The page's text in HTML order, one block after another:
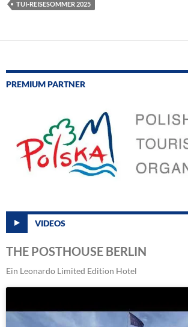
TUI-REISESOMMER 2025
PREMIUM PARTNER
VIDEOS
THE POSTHOUSE BERLIN
Ein Leonardo Limited Edition Hotel